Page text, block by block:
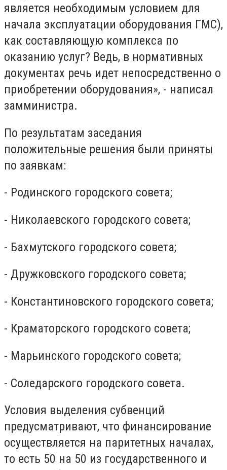
является необходимым условием для
начала эксплуатации оборудования ГМС),
как составляющую комплекса по
оказанию услуг? Ведь, в нормативных
документах речь идет непосредственно о
приобретении оборудования», - написал
замминистра.
По результатам заседания
положительные решения были приняты
по заявкам:
- Родинского городского совета;
- Николаевского городского совета;
- Бахмутского городского совета;
- Дружковского городского совета;
- Константиновского городского совета;
- Краматорского городского совета;
- Марьинского городского совета;
- Соледарского городского совета.
Условия выделения субвенций
предусматривают, что финансирование
осуществляется на паритетных началах,
то есть 50 на 50 из государственного и